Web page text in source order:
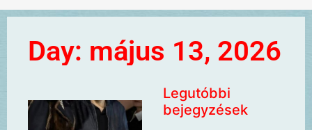
Day: május 13, 2026
Legutóbbi
bejegyzések